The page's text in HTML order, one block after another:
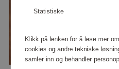
Statistiske
Klikk på lenken for å lese mer
cookies og andre tekniske
samler inn og behandler